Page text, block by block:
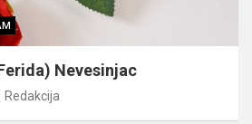
Nevesinjac
Redakcija